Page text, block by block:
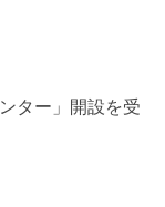
ター」開設を受